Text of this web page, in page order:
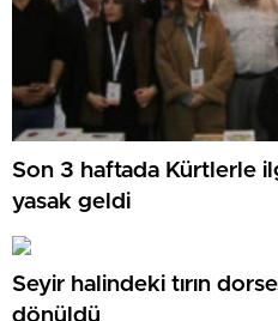
Son 3 haftada Kürtlerle
yasak geldi
Seyir halindeki tırın
dönüldü